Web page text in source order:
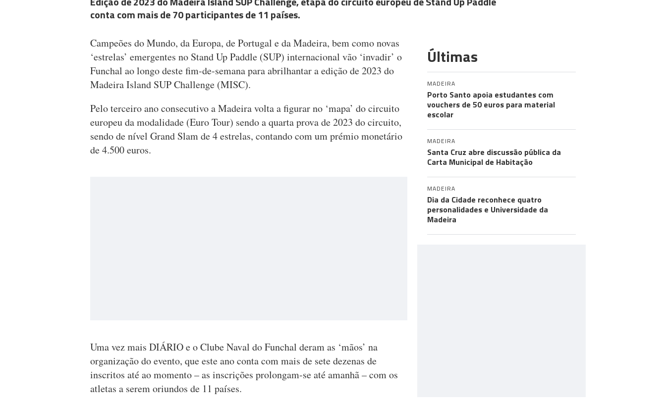
conta com mais de 70 participantes de 11 países.
Campeões do Mundo, da Europa, de Portugal e da Madeira, bem como novas
‘estrelas’ emergentes no Stand Up Paddle (SUP) internacional vão ‘invadir’ o
Funchal ao longo deste fim-de-semana para abrilhantar a edição de 2023 do
Madeira Island SUP Challenge (MISC).
Pelo terceiro ano consecutivo a Madeira volta a figurar no ‘mapa’ do circuito
europeu da modalidade (Euro Tour) sendo a quarta prova de 2023 do circuito,
sendo de nível Grand Slam de 4 estrelas, contando com um prémio monetário
de 4.500 euros.
Uma vez mais DIÁRIO e o Clube Naval do Funchal deram as ‘mãos’ na
organização do evento, que este ano conta com mais de sete dezenas de
inscritos até ao momento – as inscrições prolongam-se até amanhã – com os
atletas a serem oriundos de 11 países.
Últimas
MADEIRA
Porto Santo apoia estudantes com
vouchers de 50 euros para material
escolar
MADEIRA
Santa Cruz abre discussão pública da
Carta Municipal de Habitação
MADEIRA
Dia da Cidade reconhece quatro
personalidades e Universidade da
Madeira